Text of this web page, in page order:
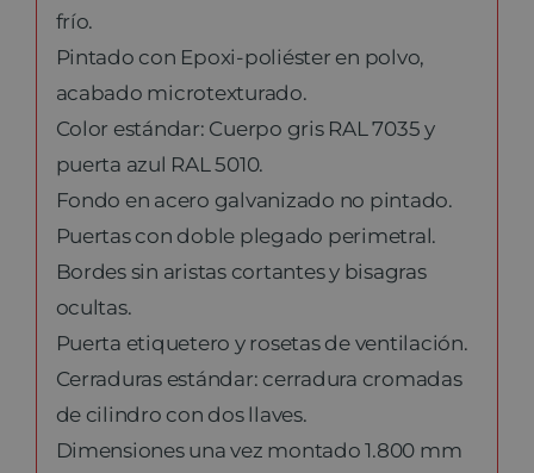
frío.
Pintado con Epoxi-poliéster en polvo,
acabado microtexturado.
Color estándar: Cuerpo gris RAL 7035 y
puerta azul RAL 5010.
Fondo en acero galvanizado no pintado.
Puertas con doble plegado perimetral.
Bordes sin aristas cortantes y bisagras
ocultas.
Puerta etiquetero y rosetas de ventilación.
Cerraduras estándar: cerradura cromadas
de cilindro con dos llaves.
Dimensiones una vez montado 1.800 mm